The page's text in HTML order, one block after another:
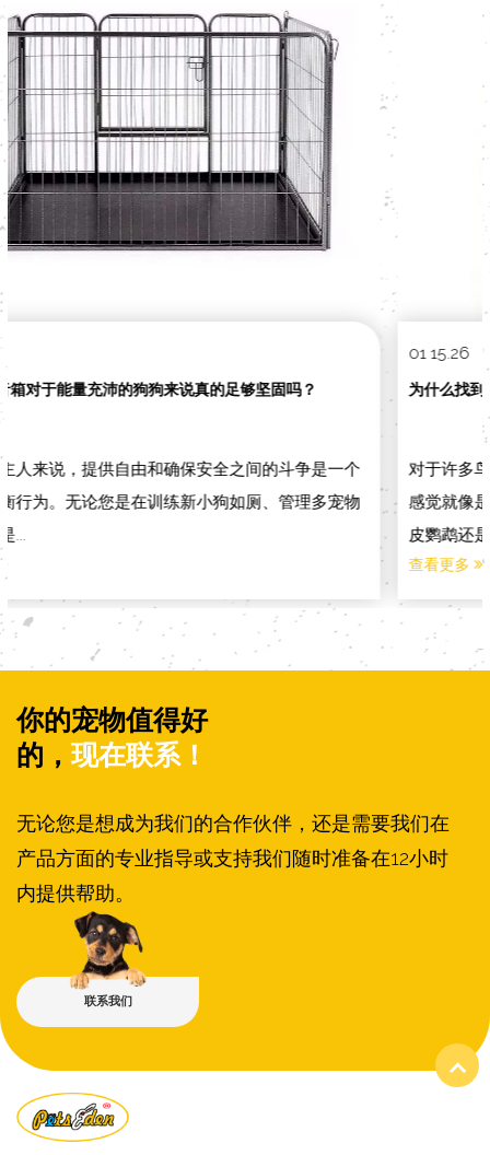
为什么找到合适的鸟笼如此困难？深入探讨现代禽舍解决方案
对于许多鸟类爱好者来说，为他们的鸟类朋友寻找完美的家
感觉就像是一个永无止境的追求。无论您是初次问题饲养虎
你的宠物值得好
的， 现在联系！
无论您是想成为我们的合作伙伴，还是需要我们在
产品方面的专业指导或支持我们随时准备在12小时
内提供帮助。